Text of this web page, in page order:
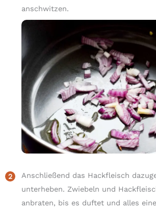
anschwitzen.
Anschließend das Hackfleisch
unterheben. Zwiebeln und
anbraten, bis es duftet und alles